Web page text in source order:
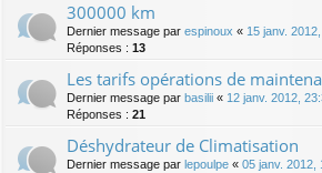
300000 km
Dernier message par espinoux « 15 janv.
Réponses : 13
Les tarifs opérations de
Dernier message par basilii « 12 janv. 2012,
Réponses : 21
Déshydrateur de Climatisation
Dernier message par lepoulpe « 05 janv. 2012,